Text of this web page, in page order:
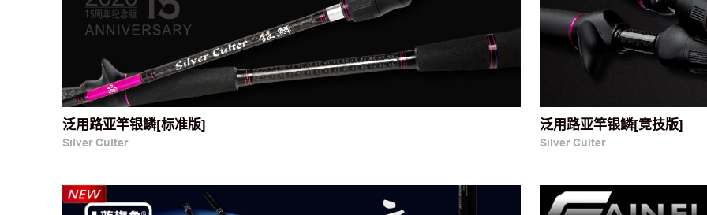
泛用路亚竿银鳞[标准版]
Silver Culter
泛用路亚竿银鳞[竞技版]
Silver Culter